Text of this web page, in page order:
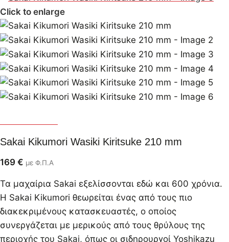
Click to enlarge
Sakai Kikumori Wasiki Kiritsuke 210 mm
169 € με Φ.Π.Α
Τα μαχαίρια Sakai εξελίσσονται εδώ και 600 χρόνια.
Η Sakai Kikumori θεωρείται ένας από τους πιο
διακεκριμένους κατασκευαστές, ο οποίος
συνεργάζεται με μερικούς από τους θρύλους της
περιοχής του Sakai, όπως οι σιδηρουργοί Yoshikazu